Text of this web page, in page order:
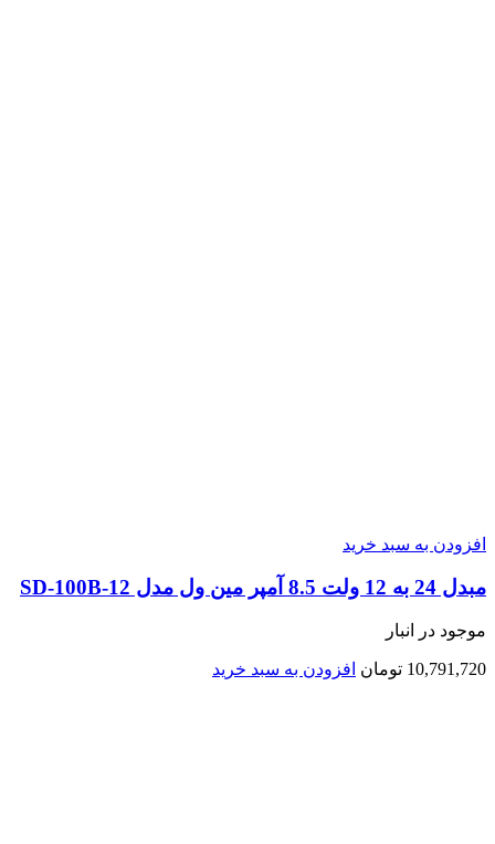
افزودن به سبد خرید
مبدل 24 به 12 ولت 8.5 آمپر مین ول مدل SD-100B-12
موجود در انبار
10,791,720 تومان افزودن به سبد خرید